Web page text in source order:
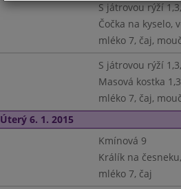
S játrovou rýží
Čočka na kyselo,
mléko 7, čaj,
S játrovou rýží
Masová kostka
mléko 7, čaj,
Úterý 6. 1. 2015
Kmínová 9
Králík na
mléko 7, čaj